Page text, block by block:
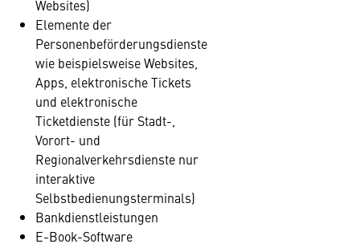
Websites)
Elemente der
Personenbeförderungsdienste
wie beispielsweise Websites,
Apps, elektronische Tickets
und elektronische
Ticketdienste (für Stadt-,
Vorort- und
Regionalverkehrsdienste nur
interaktive
Selbstbedienungsterminals)
Bankdienstleistungen
E-Book-Software